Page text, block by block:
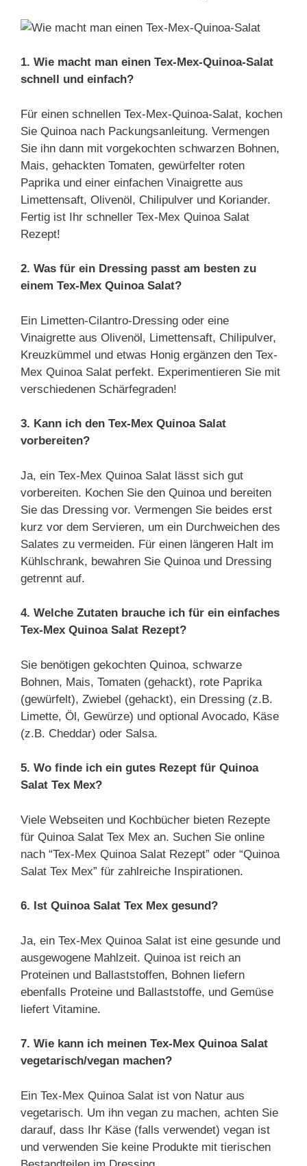
1. Wie macht man einen Tex-Mex-Quinoa-Salat
schnell und einfach?
Für einen schnellen Tex-Mex-Quinoa-Salat, kochen
Sie Quinoa nach Packungsanleitung. Vermengen
Sie ihn dann mit vorgekochten schwarzen Bohnen,
Mais, gehackten Tomaten, gewürfelter roten
Paprika und einer einfachen Vinaigrette aus
Limettensaft, Olivenöl, Chilipulver und Koriander.
Fertig ist Ihr schneller Tex-Mex Quinoa Salat
Rezept!
2. Was für ein Dressing passt am besten zu
einem Tex-Mex Quinoa Salat?
Ein Limetten-Cilantro-Dressing oder eine
Vinaigrette aus Olivenöl, Limettensaft, Chilipulver,
Kreuzkümmel und etwas Honig ergänzen den Tex-
Mex Quinoa Salat perfekt. Experimentieren Sie mit
verschiedenen Schärfegraden!
3. Kann ich den Tex-Mex Quinoa Salat
vorbereiten?
Ja, ein Tex-Mex Quinoa Salat lässt sich gut
vorbereiten. Kochen Sie den Quinoa und bereiten
Sie das Dressing vor. Vermengen Sie beides erst
kurz vor dem Servieren, um ein Durchweichen des
Salates zu vermeiden. Für einen längeren Halt im
Kühlschrank, bewahren Sie Quinoa und Dressing
getrennt auf.
4. Welche Zutaten brauche ich für ein einfaches
Tex-Mex Quinoa Salat Rezept?
Sie benötigen gekochten Quinoa, schwarze
Bohnen, Mais, Tomaten (gehackt), rote Paprika
(gewürfelt), Zwiebel (gehackt), ein Dressing (z.B.
Limette, Öl, Gewürze) und optional Avocado, Käse
(z.B. Cheddar) oder Salsa.
5. Wo finde ich ein gutes Rezept für Quinoa
Salat Tex Mex?
Viele Webseiten und Kochbücher bieten Rezepte
für Quinoa Salat Tex Mex an. Suchen Sie online
nach “Tex-Mex Quinoa Salat Rezept” oder “Quinoa
Salat Tex Mex” für zahlreiche Inspirationen.
6. Ist Quinoa Salat Tex Mex gesund?
Ja, ein Tex-Mex Quinoa Salat ist eine gesunde und
ausgewogene Mahlzeit. Quinoa ist reich an
Proteinen und Ballaststoffen, Bohnen liefern
ebenfalls Proteine und Ballaststoffe, und Gemüse
liefert Vitamine.
7. Wie kann ich meinen Tex-Mex Quinoa Salat
vegetarisch/vegan machen?
Ein Tex-Mex Quinoa Salat ist von Natur aus
vegetarisch. Um ihn vegan zu machen, achten Sie
darauf, dass Ihr Käse (falls verwendet) vegan ist
und verwenden Sie keine Produkte mit tierischen